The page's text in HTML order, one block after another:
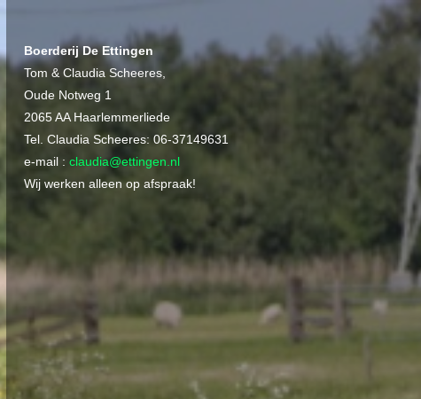
Boerderij De Ettingen
Tom & Claudia Scheeres,
Oude Notweg 1
2065 AA Haarlemmerliede
Tel. Claudia Scheeres: 06-37149631
e-mail : claudia@ettingen.nl
Wij werken alleen op afspraak!